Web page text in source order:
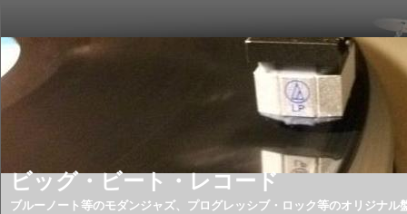
ビッグ・ビート・レコード
ブルーノート等のモダンジャズ、プログレッシブ・ロック等のオリジナル